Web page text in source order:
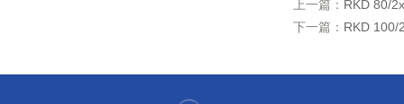
上一篇： RKD 80/
下一篇： RKD 100/